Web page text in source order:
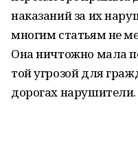
наказаний за их
многим статьям не
Она ничтожно мала
той угрозой для
дорогах нарушители.